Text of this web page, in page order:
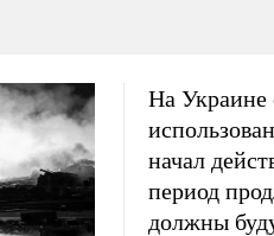
На Украине
начал
период
должны